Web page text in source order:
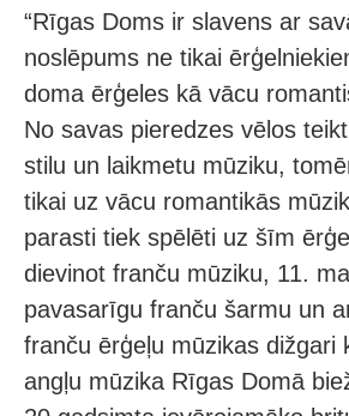
“Rīgas Doms ir slavens ar
noslēpums ne tikai
doma ērģeles kā vācu
No savas pieredzes vēlos
stilu un laikmetu mūziku,
tikai uz vācu romantikās
parasti tiek spēlēti uz šīm
dievinot franču mūziku, 11.
pavasarīgu franču šarmu un
franču ērģeļu mūzikas dižgari
angļu mūzika Rīgas Domā